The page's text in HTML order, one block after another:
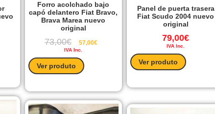
Forro acolchado bajo
capó delantero Fiat Bravo,
Brava Marea nuevo
original
73,00€ 57,00€
IVA Inc.
Ver produto
Panel de puerta trasera
Fiat Scudo 2004 nuevo
original
79,00€
IVA Inc.
Ver produto